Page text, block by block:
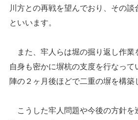
川方との再戦を望んでおり、その談
といいます。
また、牢人らは堀の掘り返し作業
自身も密かに塀杭の支度を行なって
陣の２ヶ月後ほどで二重の塀を構築
こうした牢人問題や今後の方針を